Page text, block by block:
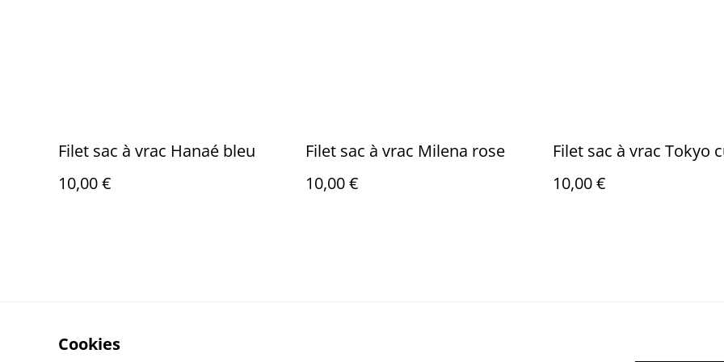
Filet sac à vrac Hanaé bleu
10,00 €
Filet sac à vrac Milena rose
10,00 €
Filet sac à vrac Tokyo
10,00 €
Cookies